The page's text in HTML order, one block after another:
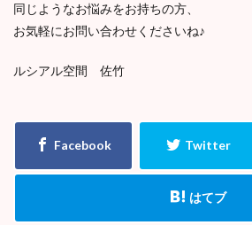
同じようなお悩みをお持ちの方、
お気軽にお問い合わせくださいね♪
ルシアル空間 佐竹